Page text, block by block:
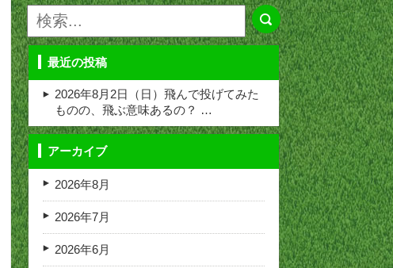
最近の投稿
2026年8月2日（日）飛んで投げてみた
ものの、飛ぶ意味あるの？ …
アーカイブ
2026年8月
2026年7月
2026年6月